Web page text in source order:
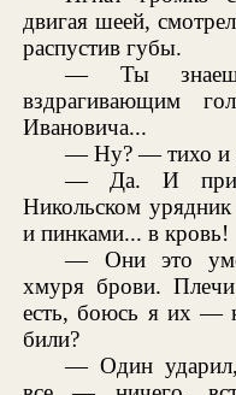
двигая шеей,
распустив губы.
— Ты
вздрагивающим
Ивановича...
— Ну? — тихо и
— Да. И
Никольском
и пинками... в кровь!
— Они это
хмуря брови.
есть, боюсь я их —
били?
— Один ударил,